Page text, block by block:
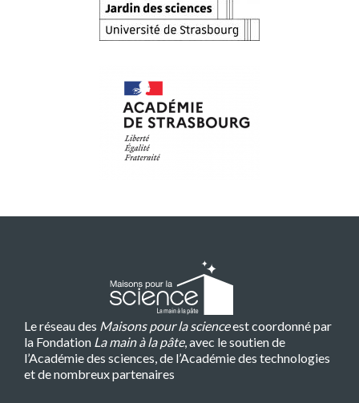
Le réseau des Maisons pour la scienceest coordonné par
la Fondation La main à la pâte, avec le soutien de
l’Académie des sciences, de l’Académie des technologies
et de nombreux partenaires